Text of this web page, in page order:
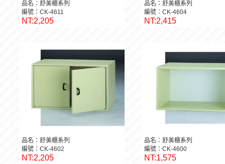
品名：舒美櫃系列
編號：CK-4611
NT:2,205
品名：舒美櫃系列
編號：CK-4604
NT:2,415
品名：舒美櫃系列
編號：CK-4602
NT:2,205
品名：舒美櫃系列
編號：CK-4600
NT:1,575